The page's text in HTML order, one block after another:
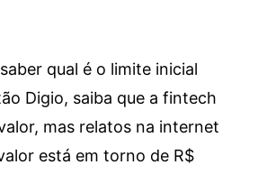
qual é o limite inicial
Digio, saiba que a fintech
mas relatos na internet
está em torno de R$